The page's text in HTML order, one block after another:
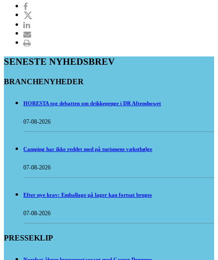
SENESTE NYHEDSBREV
BRANCHENYHEDER
HORESTA tog debatten om drikkepenge i DR Aftenshowet
07-08-2026
Camping har ikke reddet med på turismens vækstbølge
07-08-2026
Efter nye krav: Emballage på lager kan fortsat bruges
07-08-2026
PRESSEKLIP